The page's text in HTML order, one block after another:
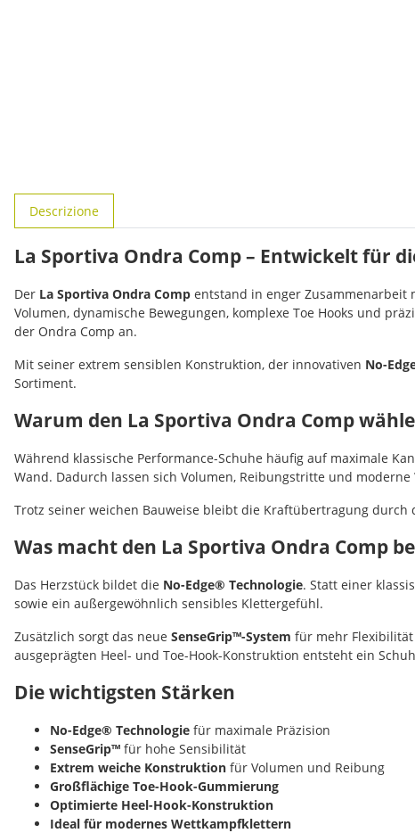
Descrizione
La Sportiva Ondra Comp – Entwickelt für
Der La Sportiva Ondra Comp entstand in enger Zusammenarbeit
Volumen, dynamische Bewegungen, komplexe Toe Hooks und
der Ondra Comp an.
Mit seiner extrem sensiblen Konstruktion, der innovativen No-
Sortiment.
Warum den La Sportiva Ondra Comp
Während klassische Performance-Schuhe häufig auf maximale
Wand. Dadurch lassen sich Volumen, Reibungstritte und
Trotz seiner weichen Bauweise bleibt die Kraftübertragung
Was macht den La Sportiva Ondra Comp
Das Herzstück bildet die No-Edge® Technologie. Statt einer
sowie ein außergewöhnlich sensibles Klettergefühl.
Zusätzlich sorgt das neue SenseGrip™-System für mehr
ausgeprägten Heel- und Toe-Hook-Konstruktion entsteht ein
Die wichtigsten Stärken
No-Edge® Technologie für maximale Präzision
SenseGrip™ für hohe Sensibilität
Extrem weiche Konstruktion für Volumen und Reibung
Großflächige Toe-Hook-Gummierung
Optimierte Heel-Hook-Konstruktion
Ideal für modernes Wettkampfklettern